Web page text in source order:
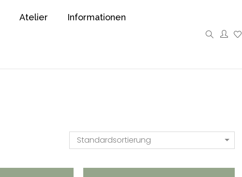
Atelier Informationen
Standardsortierung